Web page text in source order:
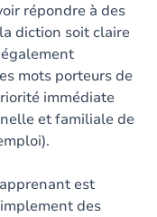
répondre à des
diction soit claire
mots porteurs de
immédiate
et familiale de
est
des